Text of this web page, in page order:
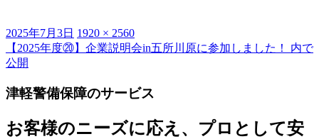
投
稿
日:
2025年7月3日 フ
ル
ズ
1920 × 2560
投
稿
ナ
ビ
【2025年度⑳】企業説明会in五所川原に参加しました！
内で
公開
津軽警備保障のサービス
お客様のニーズに応え、プロとして安